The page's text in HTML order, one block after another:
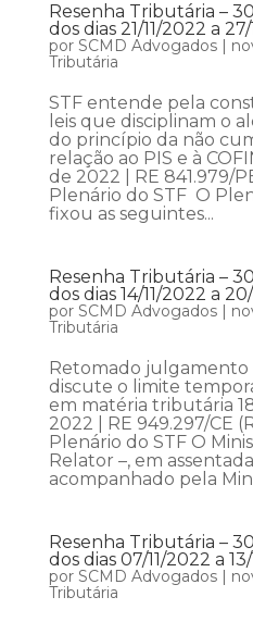
Resenha Tributária –
dos dias 21/11/2022 a
por SCMD Advogados|
Tributária
STF entende pela
leis que disciplinam o
do princípio da não
relação ao PIS e à
de 2022 | RE 841.979/
Plenário do STF O
fixou as seguintes...
Resenha Tributária –
dos dias 14/11/2022 a
por SCMD Advogados|
Tributária
Retomado julgamento
discute o limite
em matéria tributária
2022 | RE 949.297/CE
Plenário do STF O
Relator –, em
acompanhado pela
Resenha Tributária –
dos dias 07/11/2022 a
por SCMD Advogados|
Tributária